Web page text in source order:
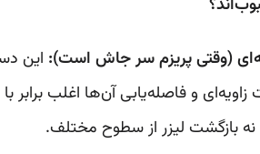
این
زاویه‌ای و فاصله‌یابی آن‌ها اغلب
بازگشت لیزر از سطوح مختلف.